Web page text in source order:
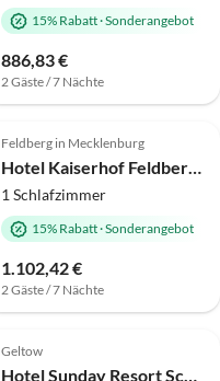
15% Rabatt·Sonderangebot
886,83 €
2 Gäste / 7 Nächte
4.0 (95)
Feldberg in Mecklenburg
1 Schlafzimmer
15% Rabatt·Sonderangebot
1.102,42 €
2 Gäste / 7 Nächte
4.8 (26)
Geltow